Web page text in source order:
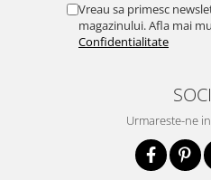
Vreau sa primesc
magazinului. Afla mai
Confidentialitate
Urmareste-ne